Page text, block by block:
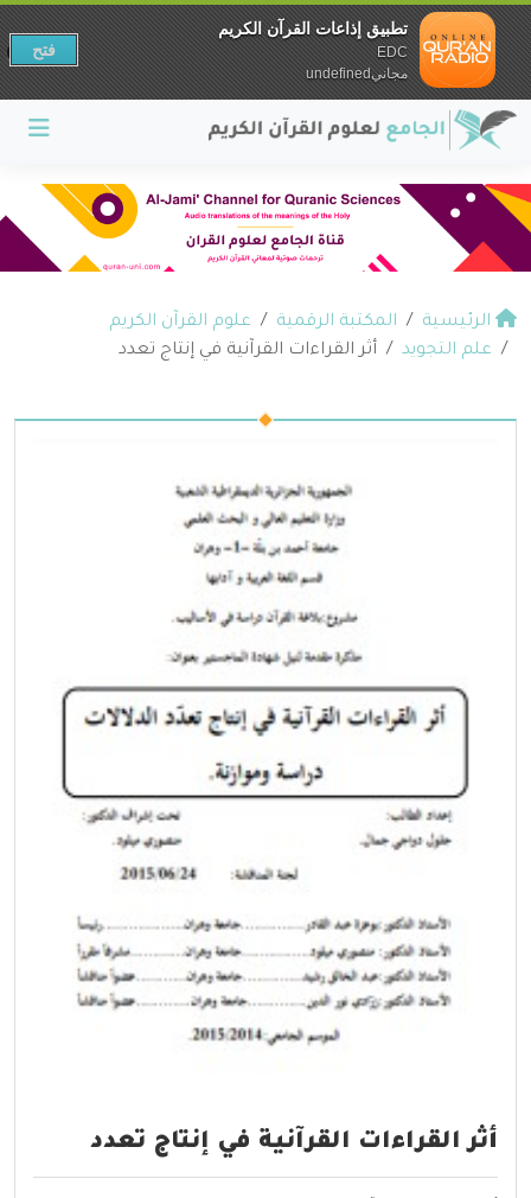
الرئيسية المكتبة الرقمية
علوم القرآن الكريم
علم التجويد
أثر القراءات القرآنية في إنتاج تعدد
أثر القراءات القرآنية في إنتاج تعدد
تطبيق إذاعات القرآن الكريم
EDC
مجانيundefined
فتح